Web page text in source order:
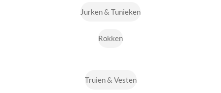
Jurken & Tunieken
Rokken
Truien & Vesten